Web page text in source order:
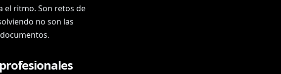
el ritmo. Son retos de
no son las